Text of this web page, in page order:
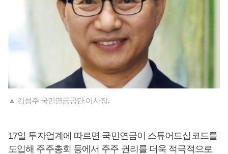
▲ 김성주 국민연금공단 이사장.
17일 투자업계에 따르면 국민연금이 스튜어드십코드를
도입해 주주총회 등에서 주주 권리를 더욱 적극적으로